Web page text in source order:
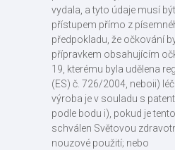
vydala, a tyto údaje musí
přístupem přímo z
předpokladu, že očkování
přípravkem obsahujícím
19, kterému byla udělena
(ES) č. 726/2004, neboii)
výroba je v souladu s
podle bodu i), pokud je
schválen Světovou
nouzové použití; nebo